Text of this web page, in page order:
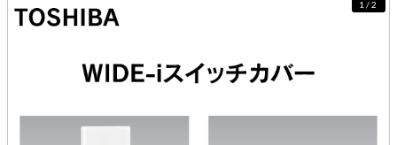
防犯工事関連
電話線／コネクタ／アダプタ
光ファイバー・融着接続機関連
防犯カメラ工事
電話工事
1/2